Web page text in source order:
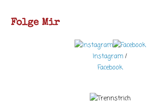
Folge Mir
Instagram /
Facebook